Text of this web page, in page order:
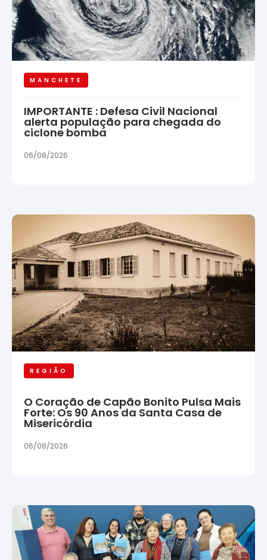
MANCHETE
IMPORTANTE : Defesa Civil Nacional
alerta população para chegada do
ciclone bomba
06/08/2026
REGIÃO
O Coração de Capão Bonito Pulsa Mais
Forte: Os 90 Anos da Santa Casa de
Misericórdia
06/08/2026